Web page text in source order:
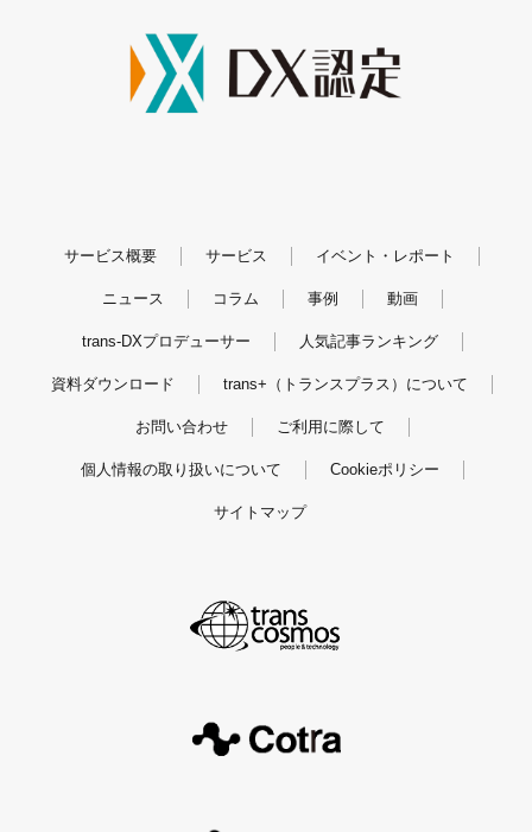
サービス概要 サービス イベント・レポート
ニュース コラム 事例 動画
trans-DXプロデューサー 人気記事ランキング
資料ダウンロード trans+（トランスプラス）について
お問い合わせ ご利用に際して
個人情報の取り扱いについて Cookieポリシー
サイトマップ